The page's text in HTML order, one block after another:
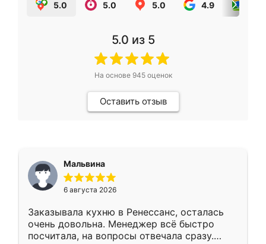
5.0 5.0 5.0 4.9
5.0 из 5
На основе 945оценок
Оставить отзыв
Мальвина
6 августа 2026
Заказывала кухню в Ренессанс, осталась
очень довольна. Менеджер всё быстро
посчитала, на вопросы отвечала сразу.